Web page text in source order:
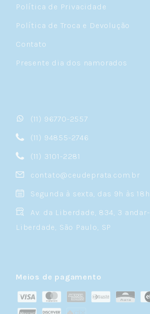
Política de Privacidade
Política de Troca e Devolução
Contato
Presente dia dos namorados
(11) 96770-2557
(11) 94855-2746
(11) 3101-2281
contato@ceudeprata.com.br
Segunda à sexta, das 9h às 18h
Av. da Liberdade, 834, 3 andar-
Liberdade, São Paulo, SP
Meios de pagamento